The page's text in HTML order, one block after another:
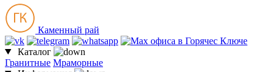
Каменный рай
Каталог
Гранитные Мраморные